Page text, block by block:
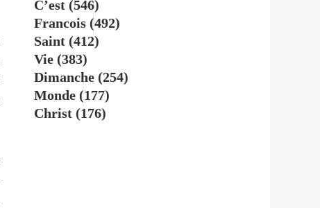
C’est (546)
Francois (492)
Saint (412)
Vie (383)
Dimanche (254)
Monde (177)
Christ (176)